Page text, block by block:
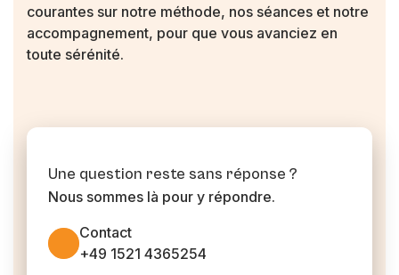
courantes sur notre méthode, nos séances et notre
accompagnement, pour que vous avanciez en
toute sérénité.
Une question reste sans réponse ?
Nous sommes là pour y répondre.
Contact
+49 1521 4365254